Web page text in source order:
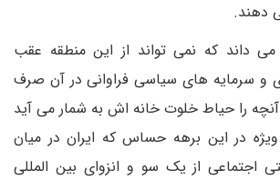
دهند.
داند که نمی تواند از این منطقه عقب
و سرمایه های سیاسی فراوانی در آن صرف
آنچه را حیاط خلوت خانه اش به شمار می آید
در این برهه حساس که ایران در میان
اجتماعی از یک سو و انزوای بین المللی